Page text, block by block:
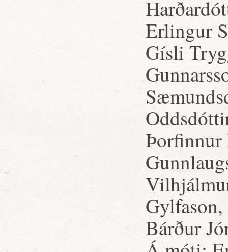
Erlingur
Gísli
Þorfinnur
Bárður